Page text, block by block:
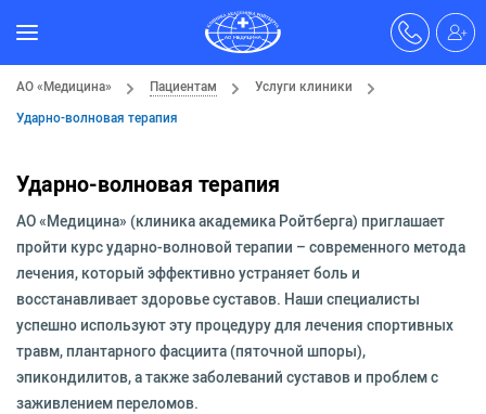
АО «Медицина» Пациентам
Услуги клиники
Ударно-волновая терапия
Ударно-волновая терапия
АО «Медицина» (клиника академика Ройтберга) приглашает
пройти курс ударно-волновой терапии – современного метода
лечения, который эффективно устраняет боль и
восстанавливает здоровье суставов. Наши специалисты
успешно используют эту процедуру для лечения спортивных
травм, плантарного фасциита (пяточной шпоры),
эпикондилитов, а также заболеваний суставов и проблем с
заживлением переломов.